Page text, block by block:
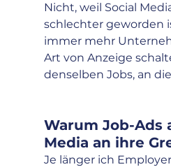
Nicht, weil Social
schlechter geworden
immer mehr
Art von Anzeige
denselben Jobs, an
Warum Job-Ads
Media an ihre
Je länger ich